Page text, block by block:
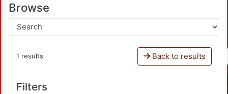
Browse
1 results Back to results
Filters